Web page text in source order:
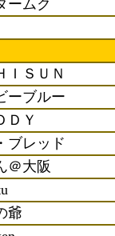
ームク
ＩＳＵＮ
ーブルー
ＤＹ
ブレッド
＠大阪
爺